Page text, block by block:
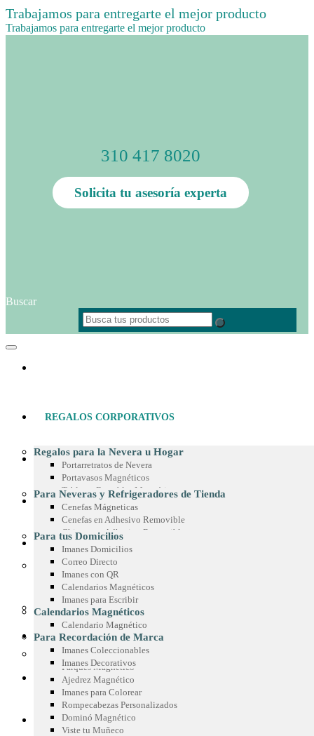
Trabajamos para entregarte el mejor producto
Trabajamos para entregarte el mejor producto
310 417 8020
Solicita tu asesoría experta
Buscar
REGALOS CORPORATIVOS
Regalos para la Nevera u Hogar
Portarretratos de Nevera
Portavasos Magnéticos
Tableros Borrables Magnéticos
Multimagnets
Portamemos con Lápiz o Marcador
Recetarios Magnéticos
Adhesivos Decorativos
Imanes Coleccionables
Regalos para Oficina
Separadores de Libros
Calendario de Escritorio
Planeador de Escritorio
Tablero en Adhesivo para Pared
Sticker Personalizados
Mouse Pad
Juegos Promocionales
Parqués Magnético
Ajedrez Magnético
Imanes para Colorear
Rompecabezas Personalizados
Dominó Magnético
Viste tu Muñeco
MATERIAL POP
Para Neveras y Refrigeradores de Tienda
Cenefas Mágneticas
Cenefas en Adhesivo Removible
Chispas en Adhesivo Removible
Marcos en Adhesivo Removible
Esquineros en Adhesivo Removible
Adhesivos para Exteriores
Cintas para Vitrinas
Adhesivos en Espejo
Para Góndolas
Chispas Magnéticas
Chispas Marca Precio
Cenefas para Góndolas
IMANES PUBLICITARIOS
Para tus Domicilios
Imanes Domicilios
Correo Directo
Imanes con QR
Calendarios Magnéticos
Imanes para Escribir
Calendarios Magnéticos
Calendario Magnético
Para Recordación de Marca
Imanes Coleccionables
Imanes Decorativos
PRODUCTOS EN MICROFIBRA
Paño de Microfibra
Toalla de Microfibra
Estuche de Microfibra
Stickers en Microfibra
CONOCE SIMETRÍA
COTIZA TU IDEA
BLOG